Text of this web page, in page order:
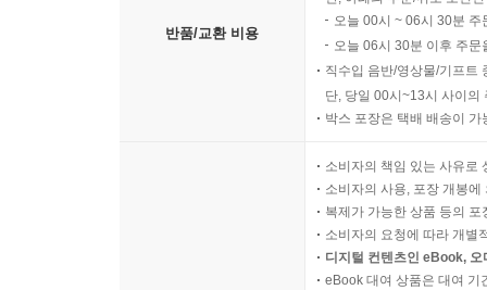
반품/교환 비용
오늘 00시 ~ 06시 30분
오늘 06시 30분 이후 주
직수입 음반/영상물/기프트
단, 당일 00시~13시 사이의
박스 포장은 택배 배송이
소비자의 책임 있는 사유로
소비자의 사용, 포장 개봉
복제가 가능한 상품 등의
소비자의 요청에 따라 개별
디지털 컨텐츠인 eBook,
eBook 대여 상품은 대여 기